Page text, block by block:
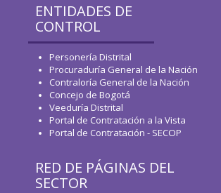
ENTIDADES DE
CONTROL
Personería Distrital
Procuraduría General de la Nación
Contraloría General de la Nación
Concejo de Bogotá
Veeduría Distrital
Portal de Contratación a la Vista
Portal de Contratación - SECOP
RED DE PÁGINAS DEL
SECTOR